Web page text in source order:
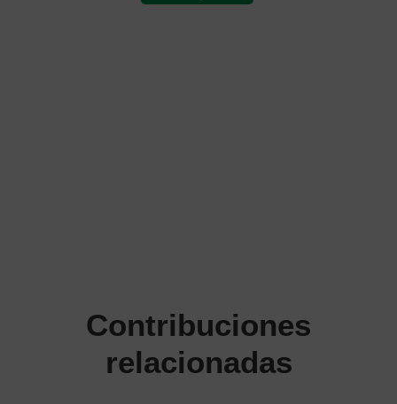
Contribuciones
relacionadas